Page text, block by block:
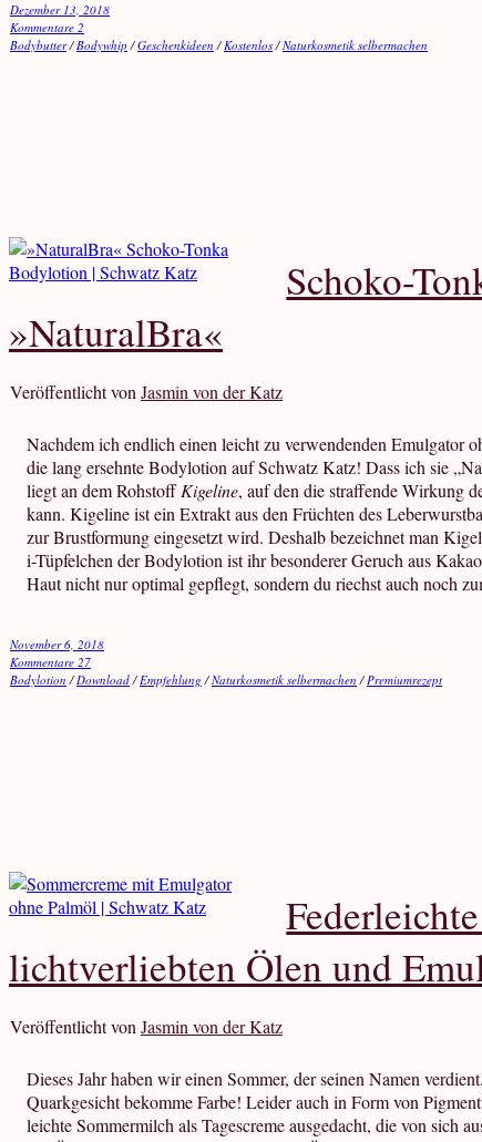
Dezember 13, 2018
Kommentare 2
Bodybutter/Bodywhip /Geschenkideen /Kostenlos/Naturkosmetik selbermachen
Schoko-
»NaturalBra«
Veröffentlicht von Jasmin von der Katz
Nachdem ich endlich einen leicht zu verwendenden Emulgator
die lang ersehnte Bodylotion auf Schwatz Katz! Dass ich sie
liegt an dem RohstoffKigeline, auf den die straffende Wirkung
kann. Kigeline ist ein Extrakt aus den Früchten des
zur Brustformung eingesetzt wird. Deshalb bezeichnet man
i-Tüpfelchen der Bodylotion ist ihr besonderer Geruch aus
Haut nicht nur optimal gepflegt, sondern du riechst auch noch
November 6, 2018
Kommentare 27
Bodylotion /Download/Empfehlung /Naturkosmetik selbermachen /Premiumrezept
lichtverliebten Ölen und
Veröffentlicht von Jasmin von der Katz
Dieses Jahr haben wir einen Sommer, der seinen Namen
Quarkgesicht bekomme Farbe! Leider auch in Form von
leichte Sommermilch als Tagescreme ausgedacht, die von sich